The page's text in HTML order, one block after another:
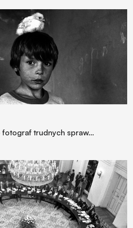
fotograf trudnych spraw…